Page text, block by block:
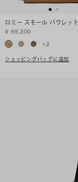
ロミー スモール バウレット
¥ 69,300
+2
ショッピングバッグに追加